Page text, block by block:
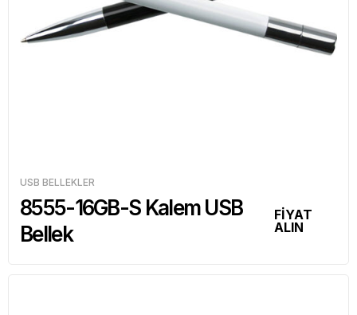
USB BELLEKLER
8555-16GB-S Kalem USB
Bellek
FİYAT
ALIN